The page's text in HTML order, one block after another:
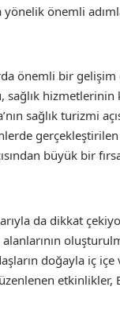
önemli
önemli bir
hizmetlerinin
sağlık turizmi
büyük bir
da dikkat
doğayla iç